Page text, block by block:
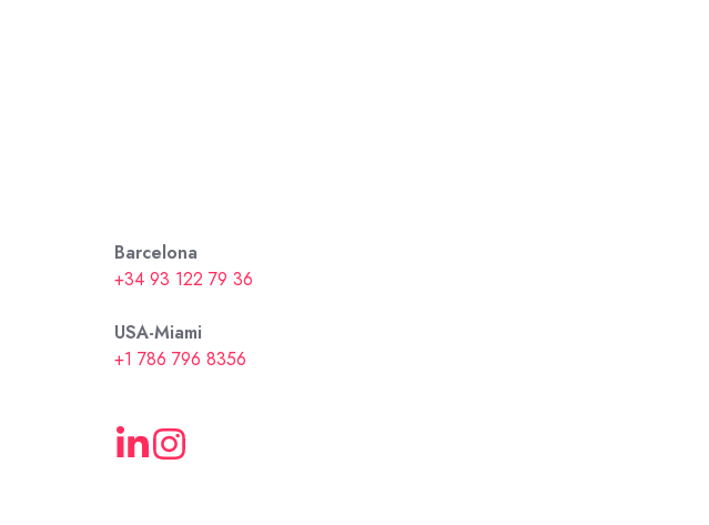
Barcelona
+34 93 122 79 36
USA-Miami
+1 786 796 8356